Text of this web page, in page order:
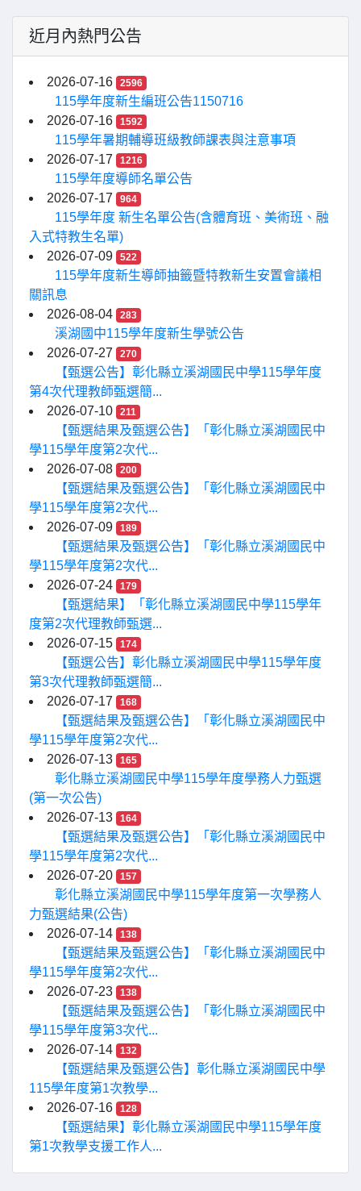
近月內熱門公告
2026-07-16 2596
115學年度新生編班公告1150716
2026-07-16
1592
115學年暑期輔導班級教師課表與注意事項
2026-07-17
1216
115學年度導師名單公告
2026-07-17
964
115學年度 新生名單公告(含體育班、美術班、融
入式特教生名單)
2026-07-09
522
115學年度新生導師抽籤暨特教新生安置會議相
關訊息
2026-08-04
283
溪湖國中115學年度新生學號公告
2026-07-27
270
【甄選公告】彰化縣立溪湖國民中學115學年度
第4次代理教師甄選簡...
2026-07-10
211
【甄選結果及甄選公告】「彰化縣立溪湖國民中
學115學年度第2次代...
2026-07-08
200
【甄選結果及甄選公告】「彰化縣立溪湖國民中
學115學年度第2次代...
2026-07-09
189
【甄選結果及甄選公告】「彰化縣立溪湖國民中
學115學年度第2次代...
2026-07-24
179
【甄選結果】「彰化縣立溪湖國民中學115學年
度第2次代理教師甄選...
2026-07-15
174
【甄選公告】彰化縣立溪湖國民中學115學年度
第3次代理教師甄選簡...
2026-07-17
168
【甄選結果及甄選公告】「彰化縣立溪湖國民中
學115學年度第2次代...
2026-07-13
165
彰化縣立溪湖國民中學115學年度學務人力甄選
(第一次公告)
2026-07-13
164
【甄選結果及甄選公告】「彰化縣立溪湖國民中
學115學年度第2次代...
2026-07-20
157
彰化縣立溪湖國民中學115學年度第一次學務人
力甄選結果(公告)
2026-07-14
138
【甄選結果及甄選公告】「彰化縣立溪湖國民中
學115學年度第2次代...
2026-07-23
138
【甄選結果及甄選公告】「彰化縣立溪湖國民中
學115學年度第3次代...
2026-07-14
132
【甄選結果及甄選公告】彰化縣立溪湖國民中學
115學年度第1次教學...
2026-07-16
128
【甄選結果】彰化縣立溪湖國民中學115學年度
第1次教學支援工作人...